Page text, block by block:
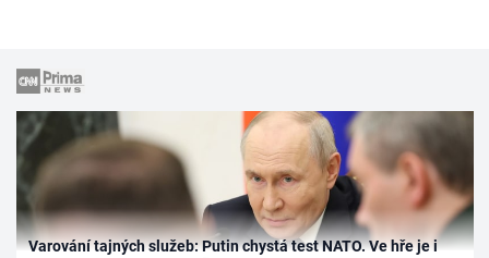
Varování tajných služeb: Putin chystá test NATO. Ve hře je i